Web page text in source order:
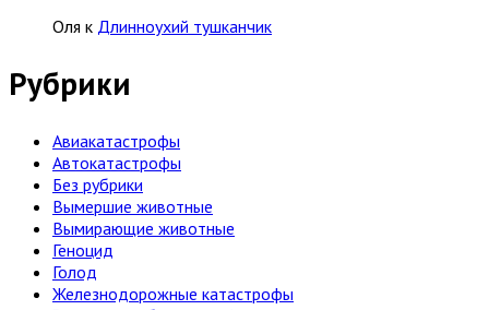
Оля к Длинноухий тушканчик
Рубрики
Авиакатастрофы
Автокатастрофы
Без рубрики
Вымершие животные
Вымирающие животные
Геноцид
Голод
Железнодорожные катастрофы